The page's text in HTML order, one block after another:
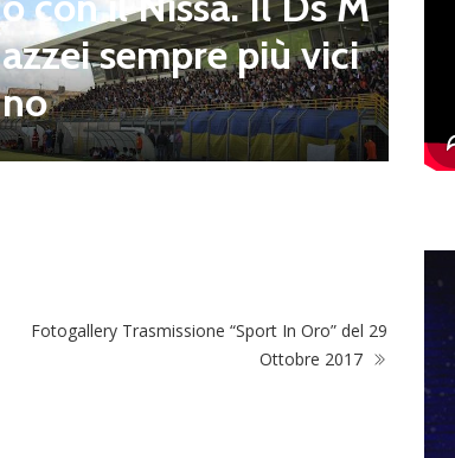
azzei sempre più vici
no
Fotogallery Trasmissione “Sport In Oro” del 29
Ottobre 2017